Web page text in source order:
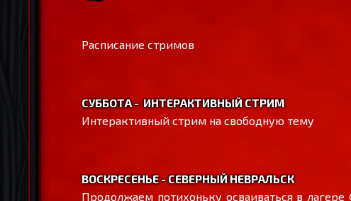
Расписание стримов
СУББОТА - ИНТЕРАКТИВНЫЙ СТРИМ
Интерактивный стрим на свободную тему
ВОСКРЕСЕНЬЕ - СЕВЕРНЫЙ НЕВРАЛЬСК
Продолжаем потихоньку осваиваться в